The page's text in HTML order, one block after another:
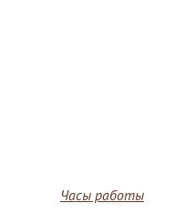
Часы работы